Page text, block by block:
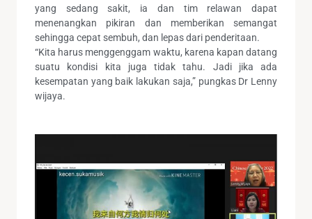
yang sedang sakit, ia dan tim relawan dapat
menenangkan pikiran dan memberikan semangat
sehingga cepat sembuh, dan lepas dari penderitaan.
“Kita harus menggenggam waktu, karena kapan datang
suatu kondisi kita juga tidak tahu. Jadi jika ada
kesempatan yang baik lakukan saja,” pungkas Dr Lenny
wijaya.